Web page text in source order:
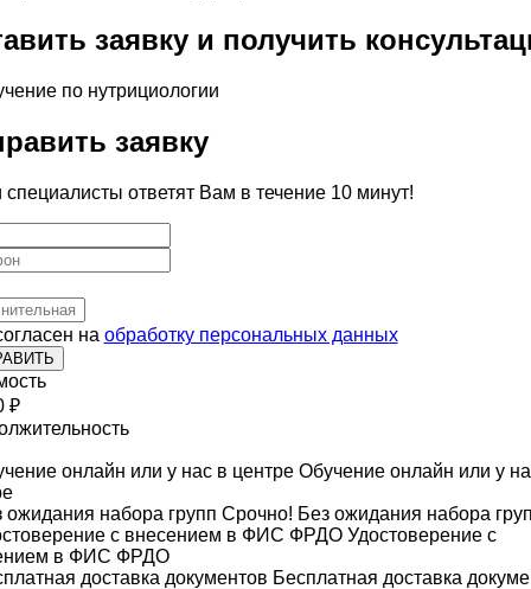
заявку и получить
заявку
ответят Вам в течение 10 минут!
на обработку персональных данных
₽
Обучение онлайн или у
Срочно! Без ожидания набора
Удостоверение с
в ФИС ФРДО
Бесплатная доставка